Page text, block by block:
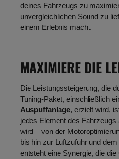
deines Fahrzeugs zu
unvergleichlichen Sound zu
einem Erlebnis macht.
MAXIMIERE DIE
Die Leistungssteigerung, die
Tuning-Paket, einschließlich
Auspuffanlage, erzielt wird,
jedes Element des
wird – von der
bis hin zur Luftzufuhr und
entsteht eine Synergie, die